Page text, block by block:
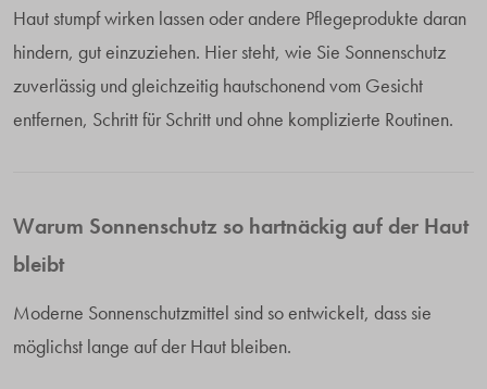
Haut stumpf wirken lassen oder andere Pflegeprodukte daran
hindern, gut einzuziehen. Hier steht, wie Sie Sonnenschutz
zuverlässig und gleichzeitig hautschonend vom Gesicht
entfernen, Schritt für Schritt und ohne komplizierte Routinen.
Warum Sonnenschutz so hartnäckig auf der Haut
bleibt
Moderne Sonnenschutzmittel sind so entwickelt, dass sie
möglichst lange auf der Haut bleiben.